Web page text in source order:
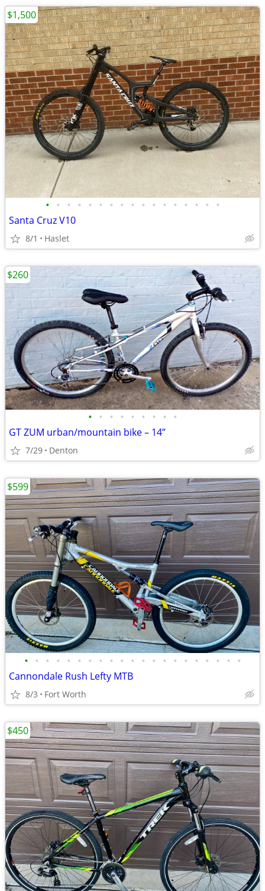
• • • • • • • • • • • • • • • • •
Santa Cruz V10
8/1 Haslet
$1,500
• • • • • • • • •
GT ZUM urban/mountain bike – 14”
7/29 Denton
$260
• • • • • • • • • • • • • • • • • • • • •
Cannondale Rush Lefty MTB
8/3 Fort Worth
$599
$450